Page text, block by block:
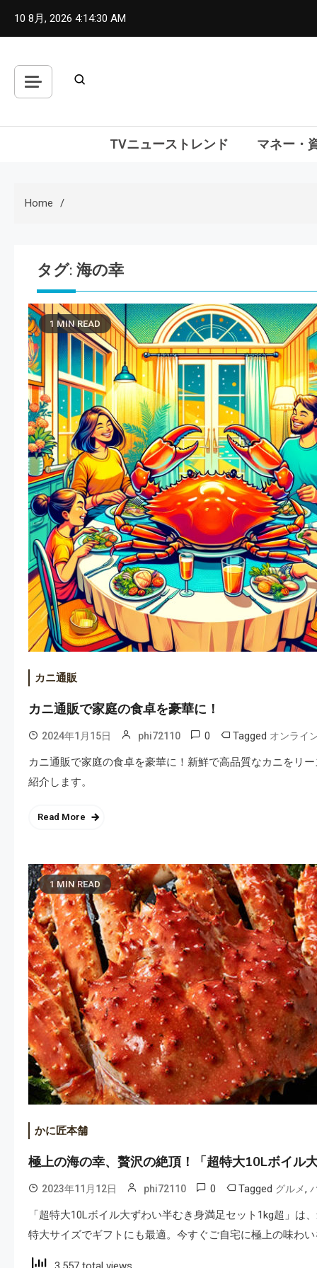
10 8月, 2026 4:14:31 AM
TVニューストレンド マネー・
Home
タグ: 海の幸
1 MIN READ
カニ通販
カニ通販で家庭の食卓を豪華に！
2024年1月15日 phi72110 0 Tagged オンライ
カニ通販で家庭の食卓を豪華に！新鮮で高品質なカニをリ
紹介します。
Read More
1 MIN READ
かに匠本舗
極上の海の幸、贅沢の絶頂！「超特大10Lボイル
2023年11月12日 phi72110 0 Tagged グルメ,
「超特大10Lボイル大ずわい半むき身満足セット1kg超」は
特大サイズでギフトにも最適。今すぐご自宅に極上の味わい